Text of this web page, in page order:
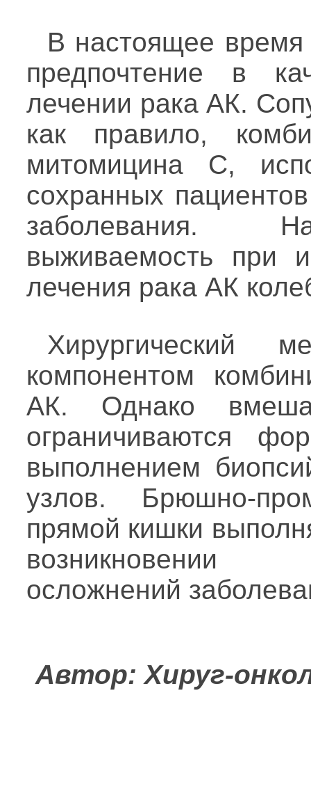
В настоящее время
предпочтение в
лечении рака АК.
как правило,
митомицина С,
сохранных
заболевания.
выживаемость при
лечения рака АК
Хирургический
компонентом
АК. Однако
ограничиваются
выполнением
узлов. Брюшно-
прямой кишки
возникновении
осложнений
Автор: Хируг-